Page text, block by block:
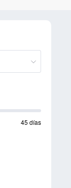
45 días